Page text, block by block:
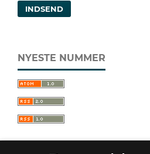
INDSEND
NYESTE NUMMER